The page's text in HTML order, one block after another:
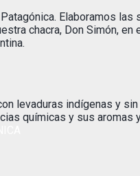
Elaboramos
chacra, Don Simón,
levaduras indígenas y
químicas y sus aromas